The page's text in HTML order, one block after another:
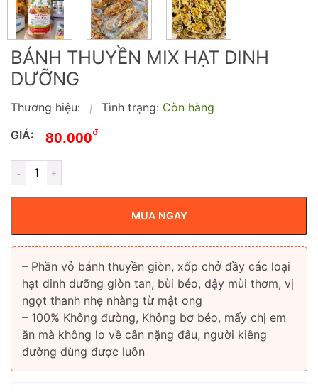
BÁNH THUYỀN MIX HẠT DINH
DƯỠNG
Thương hiệu: | Tình trạng: Còn hàng
GIÁ:
80.000₫
MUA NGAY
– Phần vỏ bánh thuyền giòn, xốp chở đầy các loại
hạt dinh dưỡng giòn tan, bùi béo, dậy mùi thơm, vị
ngọt thanh nhẹ nhàng từ mật ong
– 100% Không đường, Không bơ béo, mấy chị em
ăn mà không lo về cân nặng đâu, người kiêng
đường dùng được luôn